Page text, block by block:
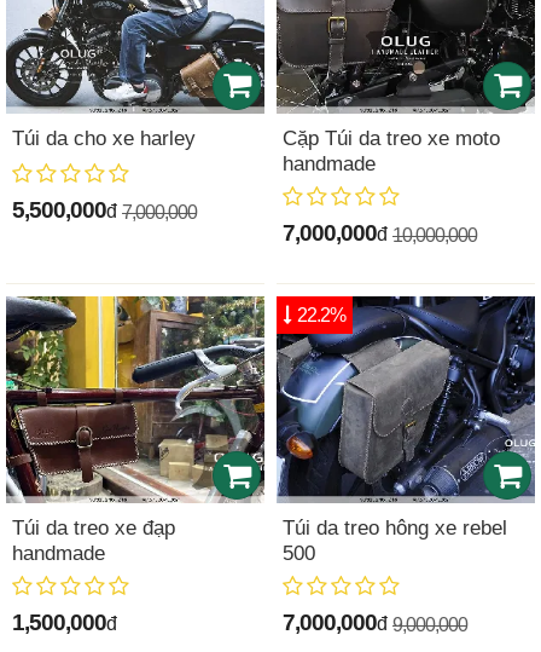
Túi da cho xe harley
5,500,000đ 7,000,000
Cặp Túi da treo xe moto
handmade
7,000,000đ 10,000,000
Túi da treo xe đạp
handmade
1,500,000đ
Túi da treo hông xe rebel
500
7,000,000đ 9,000,000
22.2%